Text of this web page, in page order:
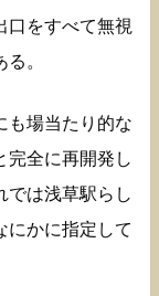
口をすべて無視
。
も場当たり的な
完全に再開発し
では浅草駅らし
にかに指定して